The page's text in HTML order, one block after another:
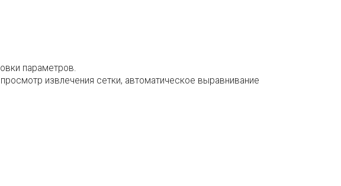
параметров.
извлечения сетки, автоматическое выравнивание